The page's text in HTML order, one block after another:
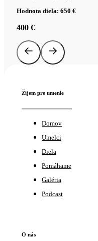
Hodnota diela: 650 €
400 €
Žijem pre umenie
Domov
Umelci
Diela
Pomáhame
Galéria
Podcast
O nás